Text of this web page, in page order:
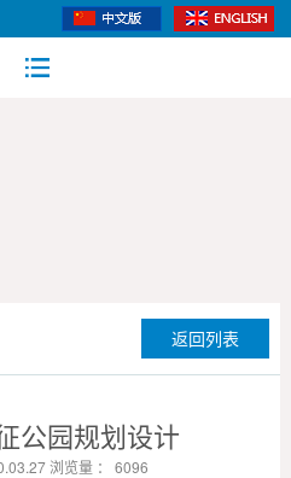
返回列表
公园规划设计
浏览量 ： 6096